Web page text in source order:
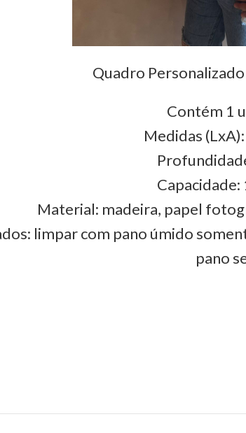
Quadro
Contém 1
Medidas
Material: madeira, papel
limpar com pano úmido
pano